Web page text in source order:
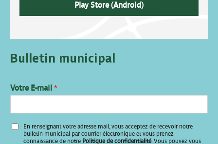
Play Store (Android)
Bulletin municipal
Votre E-mail *
E
En renseignant votre adresse mail, vous acceptez de recevoir notre
bulletin municipal par courrier électronique et vous prenez
connaissance de notre Politique de confidentialité. Vous pouvez vous